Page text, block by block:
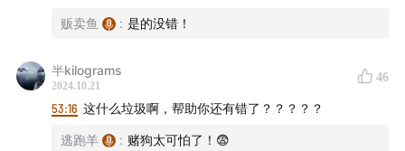
乌国庆在现场办案
贩卖鱼 : 是的没错！
半kilograms
2024.10.21
46
53:16 这什么垃圾啊，帮助你还有错了？？？？？
逃跑羊 : 赌狗太可怕了！😨